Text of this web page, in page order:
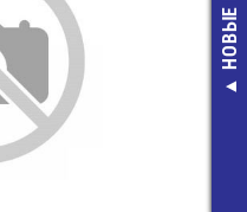
MMBZ5V6AL
9,00 руб.